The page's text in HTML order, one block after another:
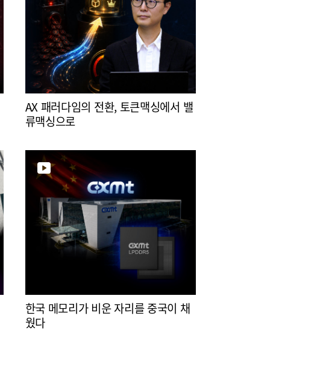
AX 패러다임의 전환, 토큰맥싱에서 밸
류맥싱으로
한국 메모리가 비운 자리를 중국이 채
웠다